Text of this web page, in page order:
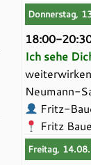
Donnerstag,
18:00-
Ich sehe
Neumann-
Fritz-
Fritz
Freitag,